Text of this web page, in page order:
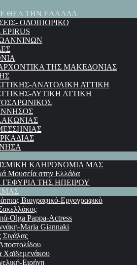
ΘΕΑ ΤΗΝ ΕΛΛΑΔΑ
ΟΔΟΙΠΟΡΙΚΟ
ΤΗΣ ΜΑΚΕΔΟΝΙΑΣ
ΑΝΑΤΟΛΙΚΗ ΑΤΤΙΚΗ
ΔΥΤΙΚΗ ΑΤΤΙΚΗ
ΚΛΗΡΟΝΟΜΙΑ ΜΑΣ
Μουσεία στην Ελλάδα
ΓΕΦΥΡΙΑ ΤΗΣ ΗΠΕΙΡΟΥ
Βιογραφικό-Εργογραφικό
Olga Pappa-Αctress
Maria Giannaki
Χαϊδεμενάκου
Ειρήνη